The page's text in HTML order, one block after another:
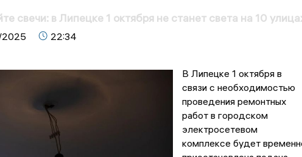
свечи: в Липецке 1 октября не станет света на 10
22:34
В Липецке 1 октября в
связи с необходимостью
проведения ремонтных
работ в городском
электросетевом
комплексе будет